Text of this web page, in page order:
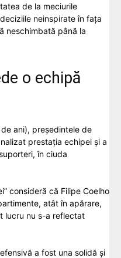
de la meciurile
neinspirate în fața
neschimbată până la
o echipă
ani), președintele de
prestația echipei și a
în ciuda
consideră că Filipe Coelho
atât în apărare,
lucru nu s-a reflectat
a fost una solidă și